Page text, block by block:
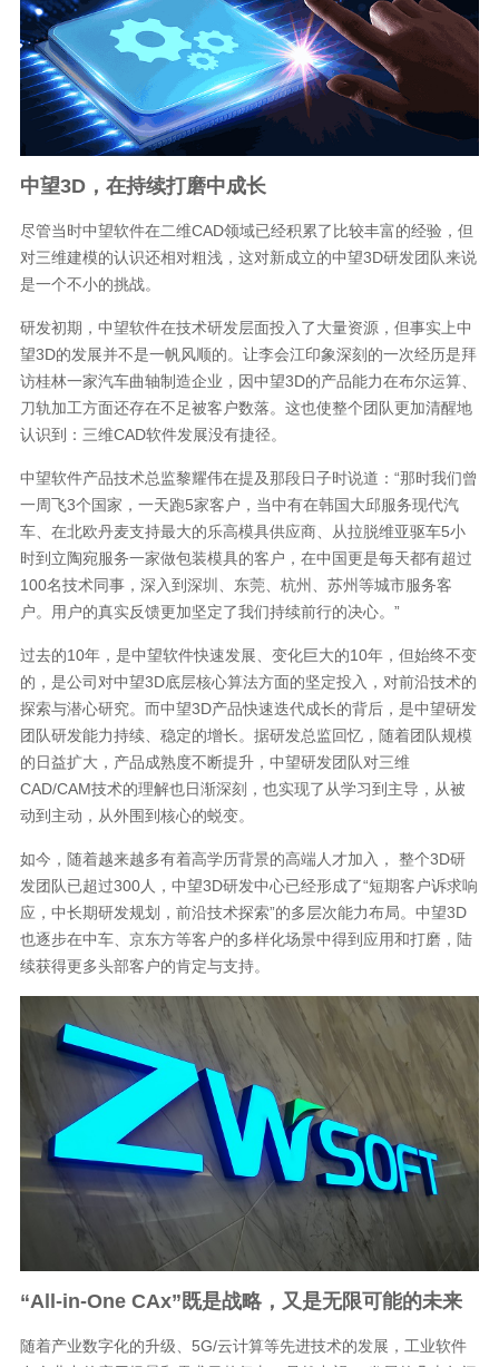
中望3D，在持续打磨中成长
尽管当时中望软件在二维CAD领域已经积累了比较丰富的经验，但
对三维建模的认识还相对粗浅，这对新成立的中望3D研发团队来说
是一个不小的挑战。
研发初期，中望软件在技术研发层面投入了大量资源，但事实上中
望3D的发展并不是一帆风顺的。让李会江印象深刻的一次经历是拜
访桂林一家汽车曲轴制造企业，因中望3D的产品能力在布尔运算、
刀轨加工方面还存在不足被客户数落。这也使整个团队更加清醒地
认识到：三维CAD软件发展没有捷径。
中望软件产品技术总监黎耀伟在提及那段日子时说道：“那时我们曾
一周飞3个国家，一天跑5家客户，当中有在韩国大邱服务现代汽
车、在北欧丹麦支持最大的乐高模具供应商、从拉脱维亚驱车5小
时到立陶宛服务一家做包装模具的客户，在中国更是每天都有超过
100名技术同事，深入到深圳、东莞、杭州、苏州等城市服务客
户。用户的真实反馈更加坚定了我们持续前行的决心。”
过去的10年，是中望软件快速发展、变化巨大的10年，但始终不变
的，是公司对中望3D底层核心算法方面的坚定投入，对前沿技术的
探索与潜心研究。而中望3D产品快速迭代成长的背后，是中望研发
团队研发能力持续、稳定的增长。据研发总监回忆，随着团队规模
的日益扩大，产品成熟度不断提升，中望研发团队对三维
CAD/CAM技术的理解也日渐深刻，也实现了从学习到主导，从被
动到主动，从外围到核心的蜕变。
如今，随着越来越多有着高学历背景的高端人才加入， 整个3D研
发团队已超过300人，中望3D研发中心已经形成了“短期客户诉求响
应，中长期研发规划，前沿技术探索”的多层次能力布局。中望3D
也逐步在中车、京东方等客户的多样化场景中得到应用和打磨，陆
续获得更多头部客户的肯定与支持。
“All-in-One CAx”既是战略，又是无限可能的未来
随着产业数字化的升级、5G/云计算等先进技术的发展，工业软件